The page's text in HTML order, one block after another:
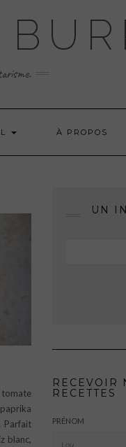
À PROPOS
Parfait
blanc,
UN
RECEVOIR
RECETTES
PRÉNOM